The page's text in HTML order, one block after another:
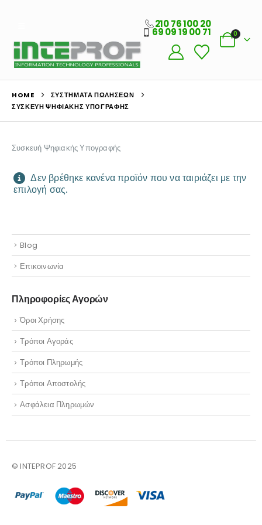
210 76 100 20
69 09 19 00 71 0
HOME
ΣΥΣΤΉΜΑΤΑ ΠΩΛΉΣΕΩΝ
ΣΥΣΚΕΥΉ ΨΗΦΙΑΚΉΣ ΥΠΟΓΡΑΦΉΣ
Συσκευή Ψηφιακής Υπογραφής
Δεν βρέθηκε κανένα προϊόν που να ταιριάζει με την
επιλογή σας.
Στοιχεία λογαριασμού
Λίστα Αγαπημένων
Πληροφορίες Καταστήματος
Blog
Επικοινωνία
Πληροφορίες Αγορών
Όροι Χρήσης
Τρόποι Αγοράς
Τρόποι Πληρωμής
Τρόποι Αποστολής
Ασφάλεια Πληρωμών
© INTEPROF 2025